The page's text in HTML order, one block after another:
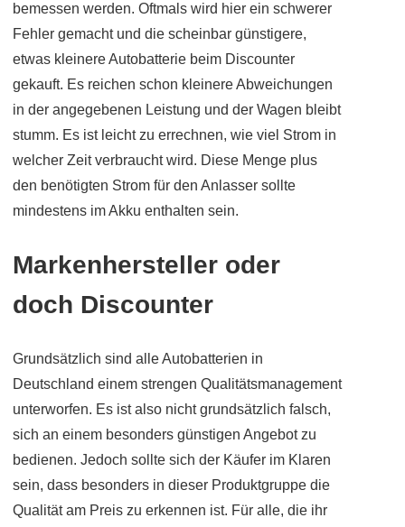
bemessen werden. Oftmals wird hier ein schwerer
Fehler gemacht und die scheinbar günstigere,
etwas kleinere Autobatterie beim Discounter
gekauft. Es reichen schon kleinere Abweichungen
in der angegebenen Leistung und der Wagen bleibt
stumm. Es ist leicht zu errechnen, wie viel Strom in
welcher Zeit verbraucht wird. Diese Menge plus
den benötigten Strom für den Anlasser sollte
mindestens im Akku enthalten sein.
Markenhersteller oder
doch Discounter
Grundsätzlich sind alle Autobatterien in
Deutschland einem strengen Qualitätsmanagement
unterworfen. Es ist also nicht grundsätzlich falsch,
sich an einem besonders günstigen Angebot zu
bedienen. Jedoch sollte sich der Käufer im Klaren
sein, dass besonders in dieser Produktgruppe die
Qualität am Preis zu erkennen ist. Für alle, die ihr